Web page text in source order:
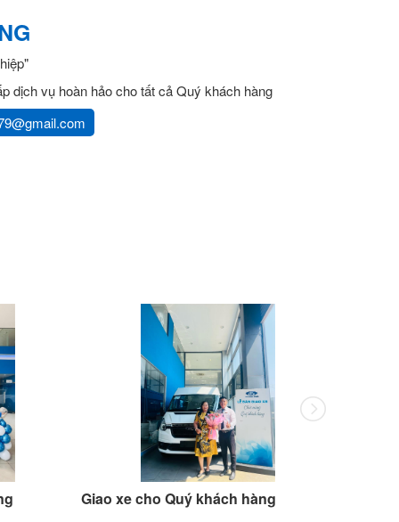
dịch vụ hoàn hảo cho tất cả Quý khách hàng
Giao xe cho Quý khách hàng